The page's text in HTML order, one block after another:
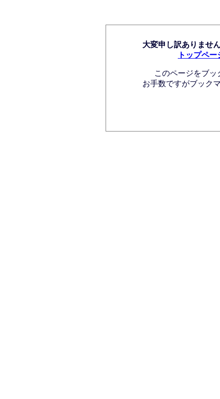
大変申し訳ありませ
トップペー
このページをブ
お手数ですがブック